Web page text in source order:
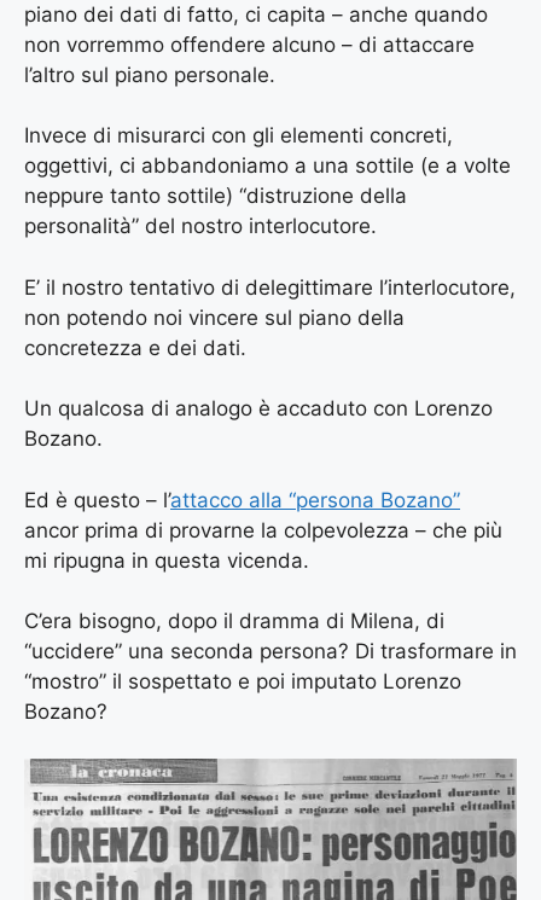
piano dei dati di fatto, ci capita – anche quando
non vorremmo offendere alcuno – di attaccare
l’altro sul piano personale.
Invece di misurarci con gli elementi concreti,
oggettivi, ci abbandoniamo a una sottile (e a volte
neppure tanto sottile) “distruzione della
personalità” del nostro interlocutore.
E’ il nostro tentativo di delegittimare l’interlocutore,
non potendo noi vincere sul piano della
concretezza e dei dati.
Un qualcosa di analogo è accaduto con Lorenzo
Bozano.
Ed è questo – l’attacco alla “persona Bozano”
ancor prima di provarne la colpevolezza – che più
mi ripugna in questa vicenda.
C’era bisogno, dopo il dramma di Milena, di
“uccidere” una seconda persona? Di trasformare in
“mostro” il sospettato e poi imputato Lorenzo
Bozano?